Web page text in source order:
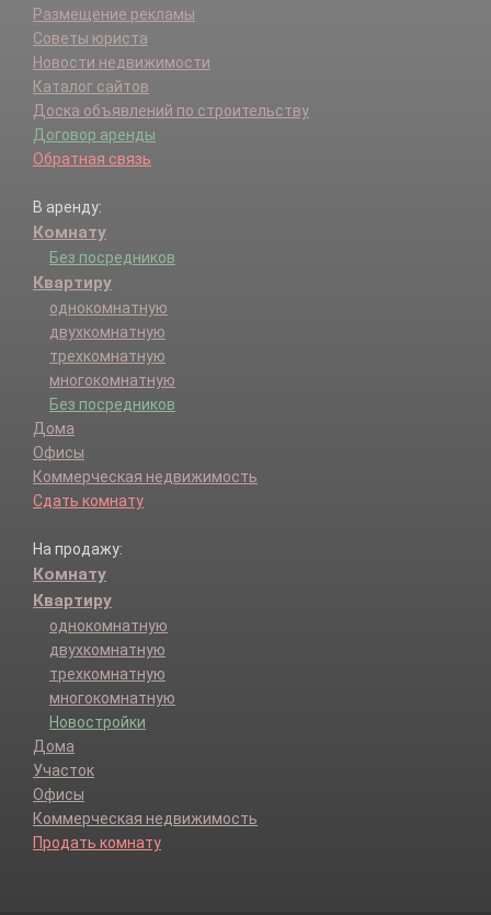
Размещение рекламы
Советы юриста
Новости недвижимости
Каталог сайтов
Доска объявлений по строительству
Договор аренды
Обратная связь
В аренду:
Комнату
Без посредников
Квартиру
однокомнатную
двухкомнатную
трехкомнатную
многокомнатную
Без посредников
Дома
Офисы
Коммерческая недвижимость
Сдать комнату
На продажу:
Комнату
Квартиру
однокомнатную
двухкомнатную
трехкомнатную
многокомнатную
Новостройки
Дома
Участок
Офисы
Коммерческая недвижимость
Продать комнату